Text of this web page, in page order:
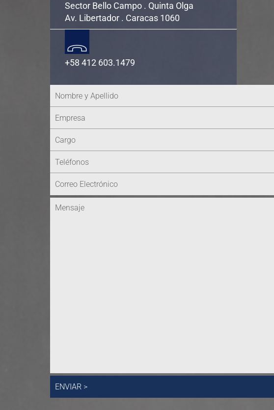
Sector Bello Campo . Quinta Olga
Av. Libertador . Caracas 1060
+58 412 603.1479